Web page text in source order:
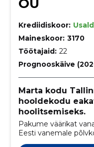
OÜ
Krediidiskoor:
Maineskoor: 3170
Töötajaid: 22
Prognooskäive
Marta kodu
hooldekodu
hoolitsemiseks.
Pakume väärikat
Eesti vanemale